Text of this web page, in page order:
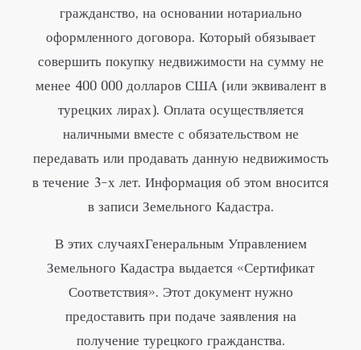
гражданство, на основании нотариально
оформленного договора. Который обязывает
совершить покупку недвижимости на сумму не
менее 400 000 долларов США (или эквивалент в
турецких лирах). Оплата осуществляется
наличными вместе с обязательством не
передавать или продавать данную недвижимость
в течение 3-х лет. Информация об этом вносится
в записи Земельного Кадастра.
В этих случаяхГенеральным Управлением
Земельного Кадастра выдается «Сертификат
Соответствия». Этот документ нужно
предоставить при подаче заявления на
получение турецкого гражданства.